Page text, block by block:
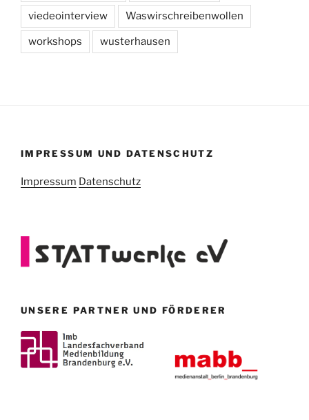
viedeointerview Waswirschreibenwollen
workshops wusterhausen
IMPRESSUM UND DATENSCHUTZ
Impressum Datenschutz
UNSERE PARTNER UND FÖRDERER